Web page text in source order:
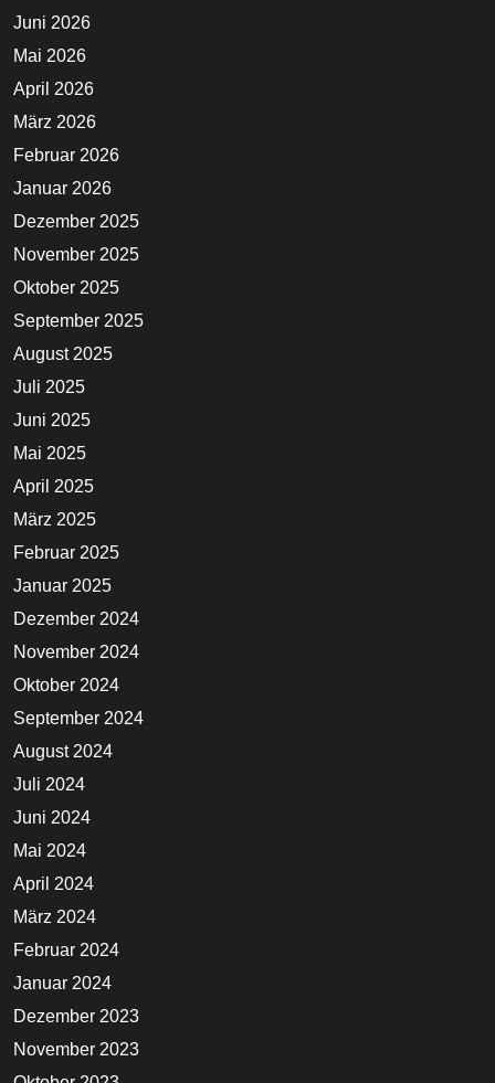
Juni 2026
Mai 2026
April 2026
März 2026
Februar 2026
Januar 2026
Dezember 2025
November 2025
Oktober 2025
September 2025
August 2025
Juli 2025
Juni 2025
Mai 2025
April 2025
März 2025
Februar 2025
Januar 2025
Dezember 2024
November 2024
Oktober 2024
September 2024
August 2024
Juli 2024
Juni 2024
Mai 2024
April 2024
März 2024
Februar 2024
Januar 2024
Dezember 2023
November 2023